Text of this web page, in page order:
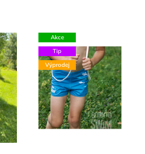
Abecedně
Akce
Tip
Výprodej